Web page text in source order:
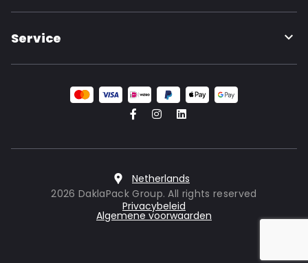
Service
Netherlands
2026 DaklaPack Group. All rights reserved
Privacybeleid
Algemene voorwaarden